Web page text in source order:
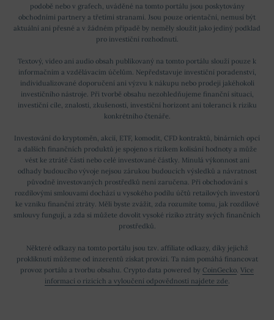
podobě nebo v grafech, uváděné na tomto portálu jsou poskytovány
obchodními partnery a třetími stranami. Jsou pouze orientační, nemusí být
aktuální ani přesné a v žádném případě by neměly sloužit jako jediný podklad
pro investiční rozhodnutí.
Textový, video ani audio obsah publikovaný na tomto portálu slouží pouze k
informačním a vzdělávacím účelům. Nepředstavuje investiční poradenství,
individualizované doporučení ani výzvu k nákupu nebo prodeji jakéhokoli
investičního nástroje. Při tvorbě obsahu nezohledňujeme finanční situaci,
investiční cíle, znalosti, zkušenosti, investiční horizont ani toleranci k riziku
konkrétního čtenáře.
Investování do kryptoměn, akcií, ETF, komodit, CFD kontraktů, binárních opcí
a dalších finančních produktů je spojeno s rizikem kolísání hodnoty a může
vést ke ztrátě části nebo celé investované částky. Minulá výkonnost ani
odhady budoucího vývoje nejsou zárukou budoucích výsledků a návratnost
původně investovaných prostředků není zaručena. Při obchodování s
rozdílovými smlouvami dochází u vysokého podílu účtů retailových investorů
ke vzniku finanční ztráty. Měli byste zvážit, zda rozumíte tomu, jak rozdílové
smlouvy fungují, a zda si můžete dovolit vysoké riziko ztráty svých finančních
prostředků.
Některé odkazy na tomto portálu jsou tzv. affiliate odkazy, díky jejichž
prokliknutí můžeme od inzerentů získat provizi. Ta nám pomáhá financovat
provoz portálu a tvorbu obsahu. Crypto data powered by CoinGecko Více
informací o rizicích a vyloučení odpovědnosti najdete zde